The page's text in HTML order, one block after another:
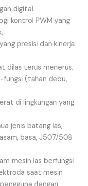
digital.
kontrol PWM yang
presisi dan kinerja
dilas terus menerus.
(tahan debu,
di lingkungan yang
jenis batang las,
basa, J507/508
mesin las berfungsi
saat mesin
dengan